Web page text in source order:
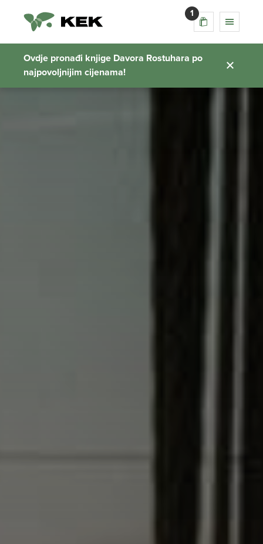
1
Ovdje pronađi knjige Davora Rostuhara po
najpovoljnijim cijenama!